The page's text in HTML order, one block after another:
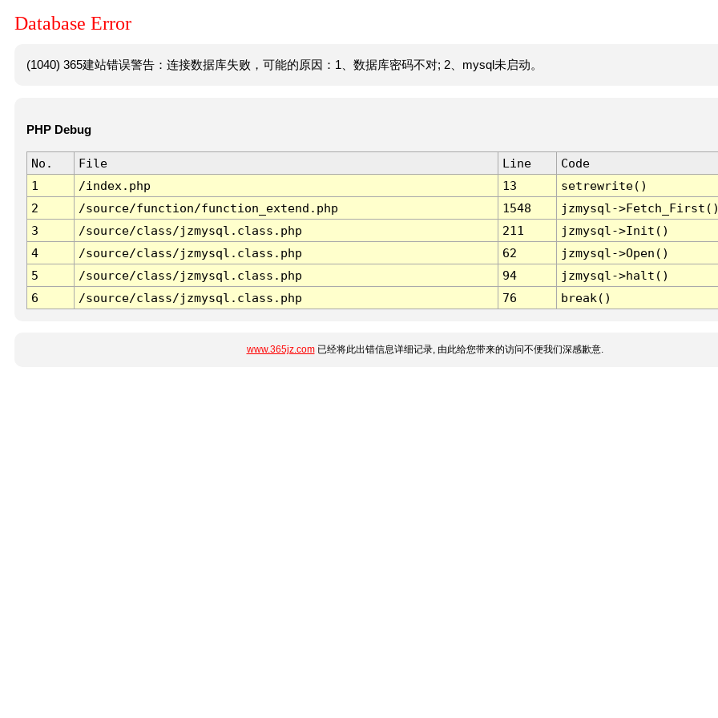
Database Error
(1040) 365建站错误警告：连接数据库失败，可能的原因：1、数据库密码不对; 2、mysql未启动。
PHP Debug
No. File Line
Code
1
/index.php 13
setrewrite()
2
/source/function/function_extend.php 1548
jzmysql-
3
/source/class/jzmysql.class.php 211
jzmysql->Init()
4
/source/class/jzmysql.class.php 62
jzmysql->Open()
5
/source/class/jzmysql.class.php 94
jzmysql->halt()
6
/source/class/jzmysql.class.php 76 break()
www.365jz.com已经将此出错信息详细记录, 由此给您带来的访问不便我们深感歉意.